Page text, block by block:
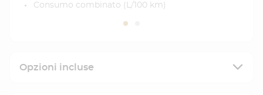
Consumo combinato (L/100 km)
Opzioni incluse